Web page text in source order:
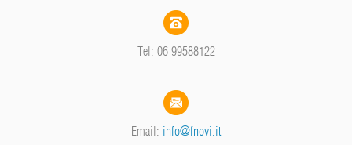
Tel: 06 99588122
Email: info@fnovi.it